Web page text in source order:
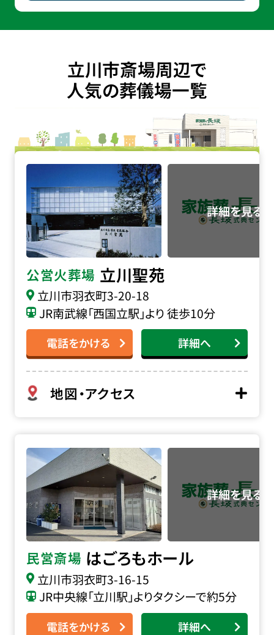
立川市斎場周辺で
人気の葬儀場一覧
公営火葬場 立川聖苑
立川市羽衣町3-20-18
JR南武線「西国立駅」より 徒歩10分
電話をかける 詳細へ
地図・アクセス
立川聖苑の詳細へ
民営斎場 はごろもホール
立川市羽衣町3-16-15
JR中央線「立川駅」よりタクシーで約5分
電話をかける 詳細へ